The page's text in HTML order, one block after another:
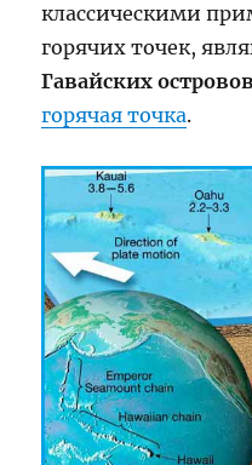
классическими
горячих точек,
Гавайских островов
горячая точка.